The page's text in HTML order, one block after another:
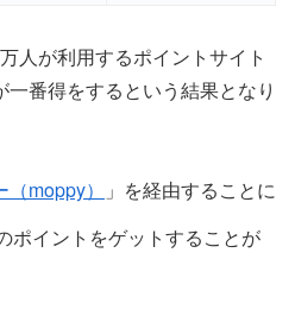
人が利用するポイントサイト
一番得をするという結果となり
moppy）
」を経由することに
ポイントをゲットすることが